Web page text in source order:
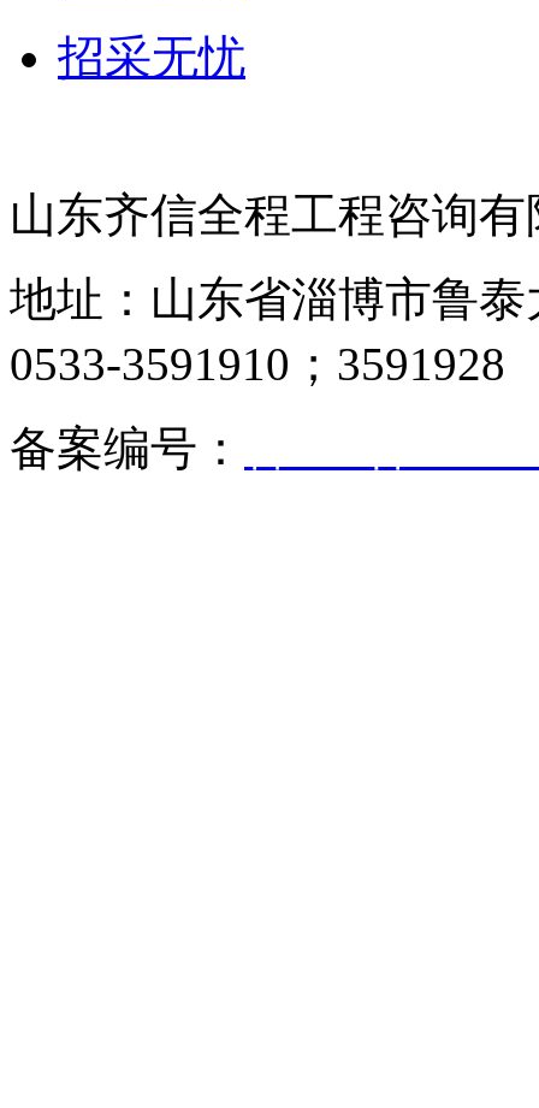
招采无忧
山东齐信全程工程咨询
地址：山东省淄博市鲁
0533-3591910；3591928
备案编号：